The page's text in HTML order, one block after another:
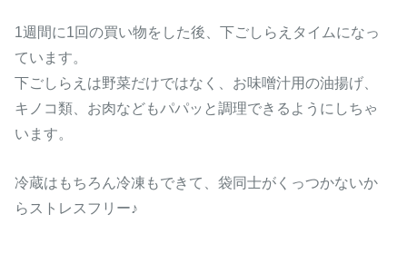
1週間に1回の買い物をした後、下ごしらえタイムになっ
ています。
下ごしらえは野菜だけではなく、お味噌汁用の油揚げ、
キノコ類、お肉などもパパッと調理できるようにしちゃ
います。
冷蔵はもちろん冷凍もできて、袋同士がくっつかないか
らストレスフリー♪